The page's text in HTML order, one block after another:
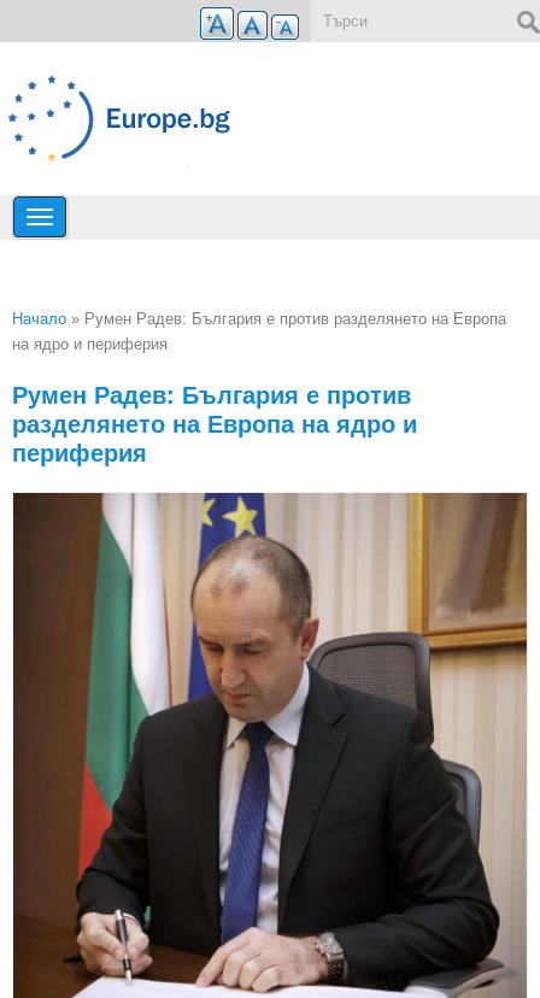
Премини към основното съдържание
Вие сте тук
Начало » Румен Радев: България е против разделянето на Европа
на ядро и периферия
Румен Радев: България е против
разделянето на Европа на ядро и
периферия